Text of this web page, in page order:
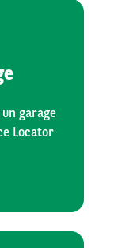
garage
Locator